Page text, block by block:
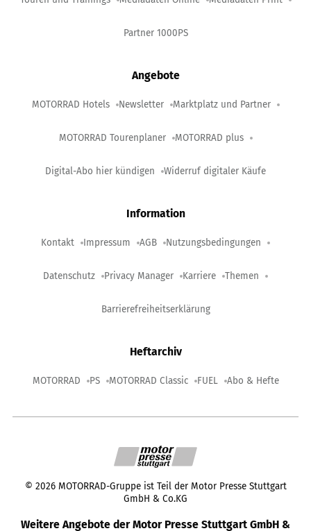
Partner 1000PS
Angebote
MOTORRAD Hotels Newsletter Marktplatz und Partner
MOTORRAD Tourenplaner MOTORRAD plus
Digital-Abo hier kündigen Widerruf digitaler Käufe
Information
Kontakt Impressum AGB Nutzungsbedingungen
Datenschutz Privacy Manager Karriere Themen
Barrierefreiheitserklärung
Heftarchiv
MOTORRAD PS MOTORRAD Classic FUEL Abo & Hefte
© 2026 MOTORRAD-Gruppe ist Teil der Motor Presse Stuttgart
GmbH & Co.KG
Weitere Angebote der Motor Presse Stuttgart GmbH &